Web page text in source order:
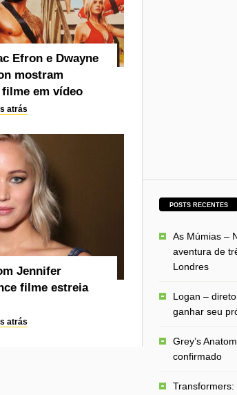
Efron e Dwayne
mostram
em vídeo
atrás
Jennifer
filme estreia
atrás
POSTS RECENTES
As Múmias –
aventura de
Londres
Logan –
ganhar seu
Grey’s
confirmado